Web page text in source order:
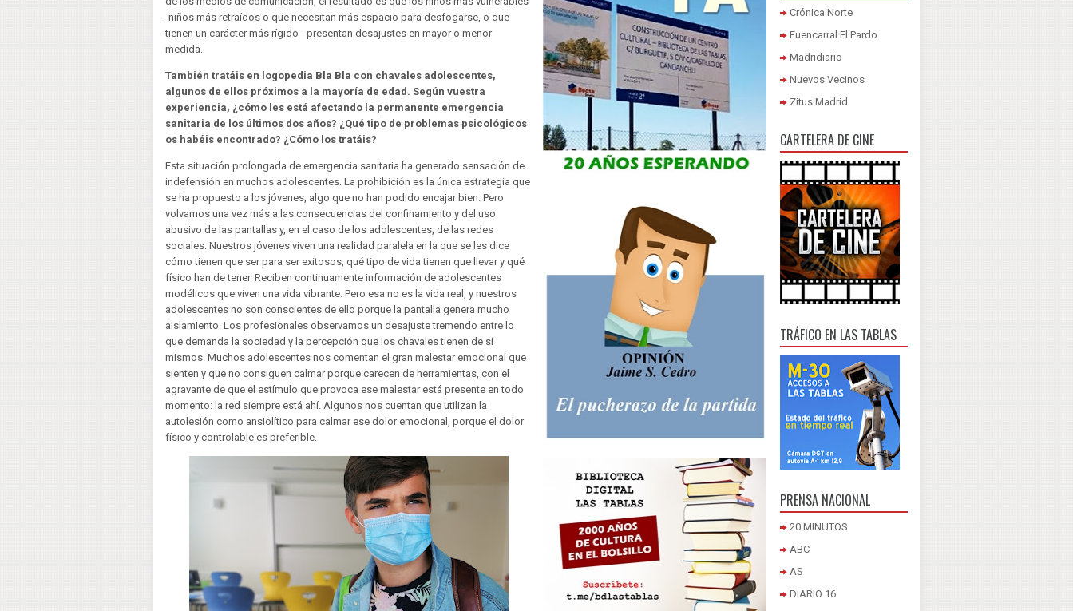
-niños más retraídos o que necesitan más espacio para desfogarse, o que
tienen un carácter más rígido- presentan desajustes en mayor o menor
medida.
También tratáis en logopedia Bla Bla con chavales adolescentes,
algunos de ellos próximos a la mayoría de edad. Según vuestra
experiencia, ¿cómo les está afectando la permanente emergencia
sanitaria de los últimos dos años? ¿Qué tipo de problemas psicológicos
os habéis encontrado? ¿Cómo los tratáis?
Esta situación prolongada de emergencia sanitaria ha generado sensación de
indefensión en muchos adolescentes. La prohibición es la única estrategia que
se ha propuesto a los jóvenes, algo que no han podido encajar bien. Pero
volvamos una vez más a las consecuencias del confinamiento y del uso
abusivo de las pantallas y, en el caso de los adolescentes, de las redes
sociales. Nuestros jóvenes viven una realidad paralela en la que se les dice
cómo tienen que ser para ser exitosos, qué tipo de vida tienen que llevar y qué
físico han de tener. Reciben continuamente información de adolescentes
modélicos que viven una vida vibrante. Pero esa no es la vida real, y nuestros
adolescentes no son conscientes de ello porque la pantalla genera mucho
aislamiento. Los profesionales observamos un desajuste tremendo entre lo
que demanda la sociedad y la percepción que los chavales tienen de sí
mismos. Muchos adolescentes nos comentan el gran malestar emocional que
sienten y que no consiguen calmar porque carecen de herramientas, con el
agravante de que el estímulo que provoca ese malestar está presente en todo
momento: la red siempre está ahí. Algunos nos cuentan que utilizan la
autolesión como ansiolítico para calmar ese dolor emocional, porque el dolor
físico y controlable es preferible.
Crónica Norte
Fuencarral El Pardo
Madridiario
Nuevos Vecinos
Zitus Madrid
CARTELERA DE CINE
TRÁFICO EN LAS TABLAS
PRENSA NACIONAL
20 MINUTOS
ABC
AS
DIARIO 16